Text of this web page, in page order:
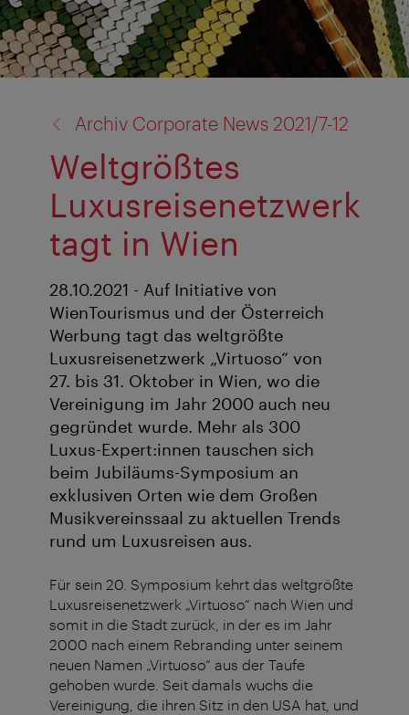
Archiv Corporate News 2021/7-12
Weltgrößtes
Luxusreisenetzwerk
tagt in Wien
28.10.2021 - Auf Initiative von
WienTourismus und der Österreich
Werbung tagt das weltgrößte
Luxusreisenetzwerk „Virtuoso“ von
27. bis 31. Oktober in Wien, wo die
Vereinigung im Jahr 2000 auch neu
gegründet wurde. Mehr als 300
Luxus-Expert:innen tauschen sich
beim Jubiläums-Symposium an
exklusiven Orten wie dem Großen
Musikvereinssaal zu aktuellen Trends
rund um Luxusreisen aus.
Für sein 20. Symposium kehrt das weltgrößte
Luxusreisenetzwerk „Virtuoso“ nach Wien und
somit in die Stadt zurück, in der es im Jahr
2000 nach einem Rebranding unter seinem
neuen Namen „Virtuoso“ aus der Taufe
gehoben wurde. Seit damals wuchs die
Vereinigung, die ihren Sitz in den USA hat, und